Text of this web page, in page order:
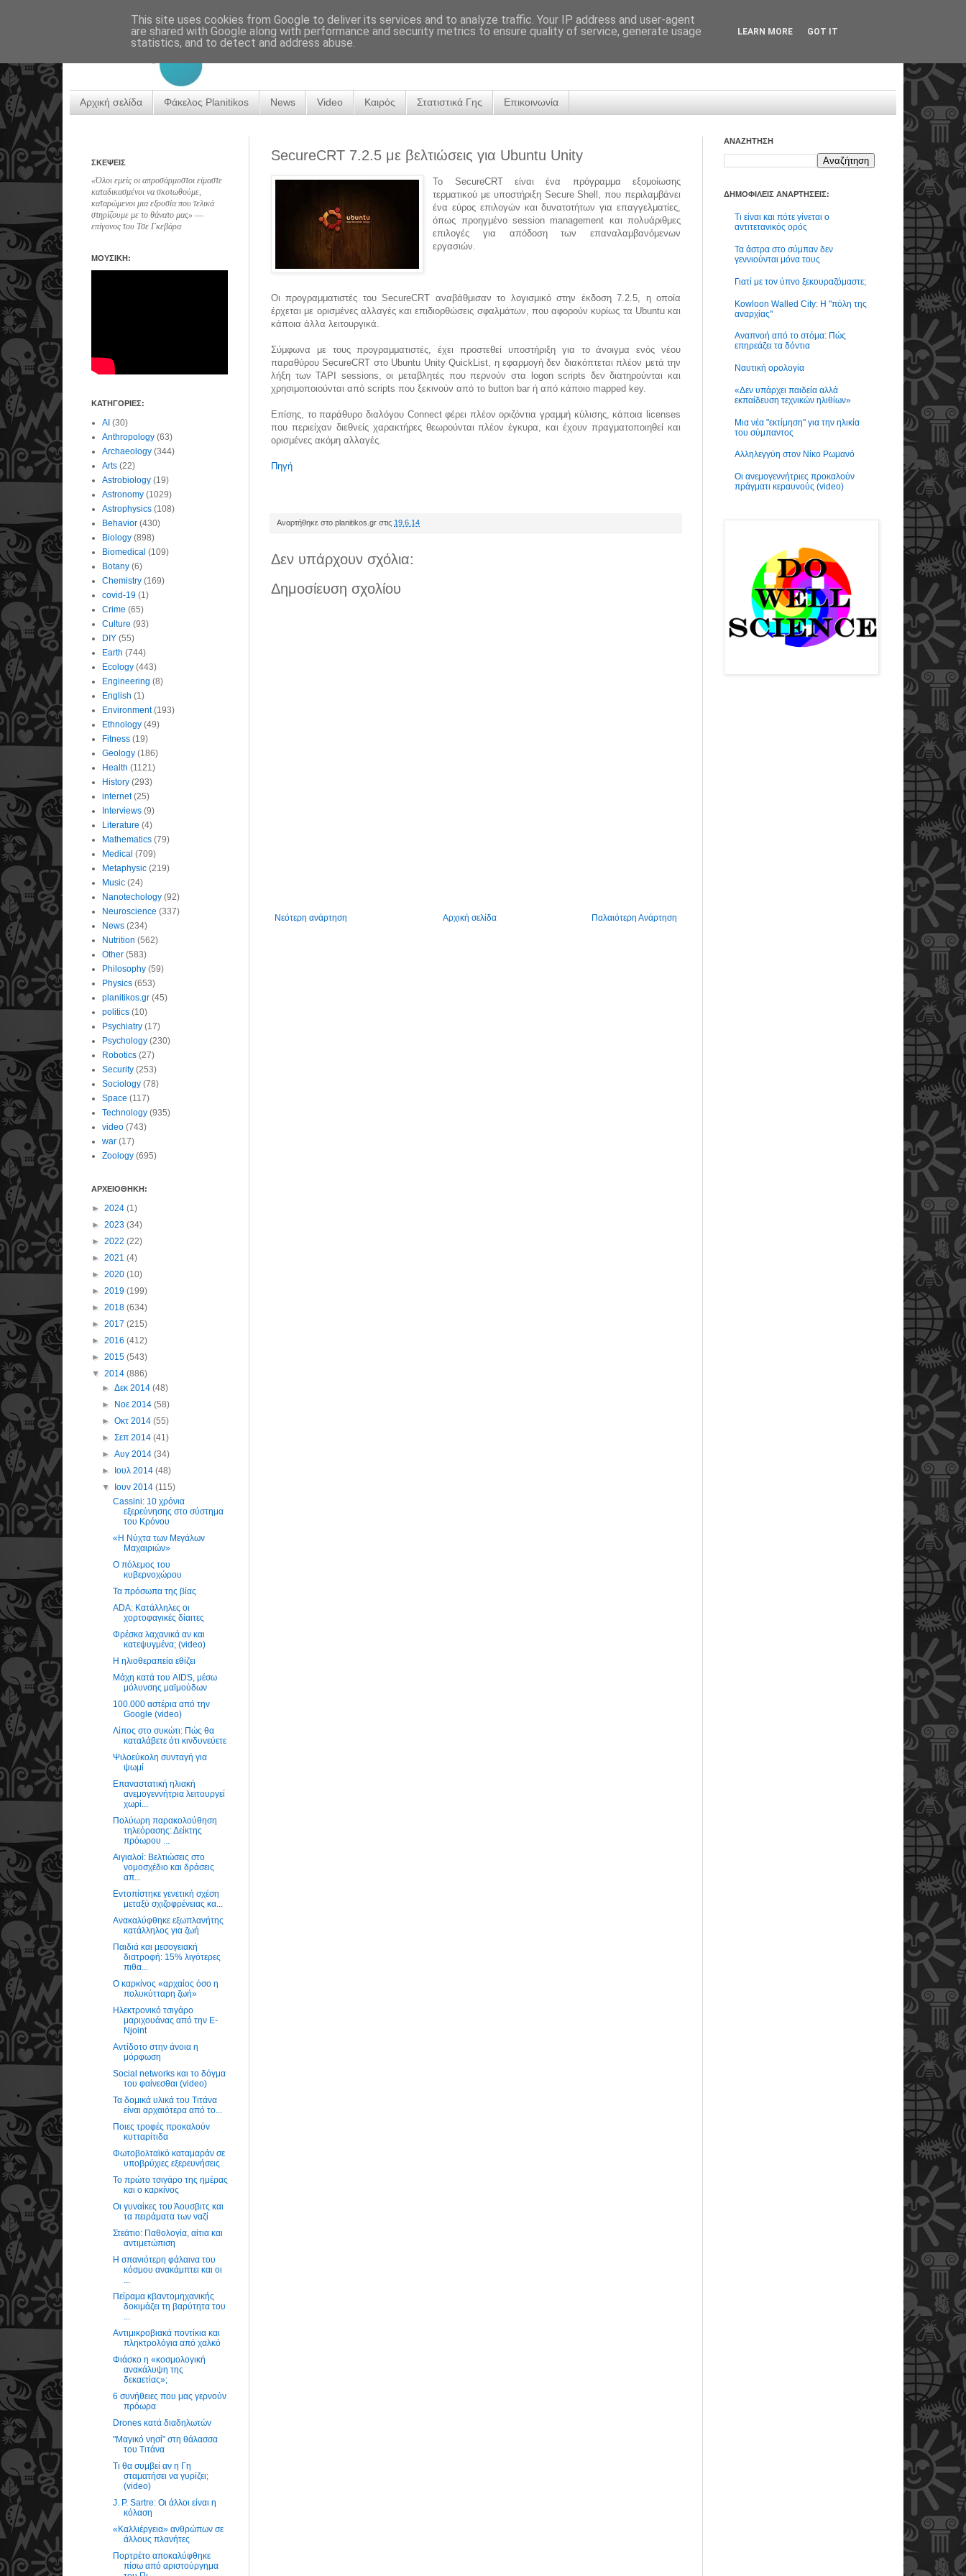
Αρχική σελίδα Φάκελος Planitikos News Video Καιρός Στατιστικά Γης Επικοινωνία
SecureCRT 7.2.5 με βελτιώσεις για Ubuntu Unity
Το SecureCRT είναι ένα πρόγραμμα εξομοίωσης
τερματικού με υποστήριξη Secure Shell, που περιλαμβάνει
ένα εύρος επιλογών και δυνατοτήτων για επαγγελματίες,
όπως προηγμένο session management και πολυάριθμες
επιλογές για απόδοση των επαναλαμβανόμενων
εργασιών.
Οι προγραμματιστές του SecureCRT αναβάθμισαν το λογισμικό στην έκδοση 7.2.5, η οποία
έρχεται με ορισμένες αλλαγές και επιδιορθώσεις σφαλμάτων, που αφορούν κυρίως τα Ubuntu και
κάποια άλλα λειτουργικά.
Σύμφωνα με τους προγραμματιστές, έχει προστεθεί υποστήριξη για το άνοιγμα ενός νέου
παραθύρου SecureCRT στο Ubuntu Unity QuickList, η εφαρμογή δεν διακόπτεται πλέον μετά την
λήξη των TAPI sessions, οι μεταβλητές που περνούν στα logon scripts δεν διατηρούνται και
χρησιμοποιούνται από scripts που ξεκινούν από το button bar ή από κάποιο mapped key.
Επίσης, το παράθυρο διαλόγου Connect φέρει πλέον οριζόντια γραμμή κύλισης, κάποια licenses
που περιείχαν διεθνείς χαρακτήρες θεωρούνται πλέον έγκυρα, και έχουν πραγματοποιηθεί και
ορισμένες ακόμη αλλαγές.
Πηγή
Αναρτήθηκε στο planitikos.gr στις 19.6.14
Δεν υπάρχουν σχόλια:
Δημοσίευση σχολίου
Νεότερη ανάρτηση Παλαιότερη Ανάρτηση
Αρχική σελίδα
ΣΚΕΨΕΙΣ
«Όλοι εμείς οι απροσάρμοστοι είμαστε
καταδικασμένοι να σκοτωθούμε,
καταρώμενοι μια εξουσία που τελικά
στηρίζουμε με το θάνατο μας» ―
επίγονος του Τσε Γκεβάρα
ΜΟΥΣΙΚΗ:
ΚΑΤΗΓΟΡΙΕΣ:
AI (30)
Anthropology (63)
Archaeology (344)
Arts (22)
Astrobiology (19)
Astronomy (1029)
Astrophysics (108)
Behavior (430)
Biology (898)
Biomedical (109)
Botany (6)
Chemistry (169)
covid-19 (1)
Crime (65)
Culture (93)
DIY (55)
Earth (744)
Ecology (443)
Engineering (8)
English (1)
Environment (193)
Ethnology (49)
Fitness (19)
Geology (186)
Health (1121)
History (293)
internet (25)
Interviews (9)
Literature (4)
Mathematics (79)
Medical (709)
Metaphysic (219)
Music (24)
Nanotechology (92)
Neuroscience (337)
News (234)
Nutrition (562)
Other (583)
Philosophy (59)
Physics (653)
planitikos.gr (45)
politics (10)
Psychiatry (17)
Psychology (230)
Robotics (27)
Security (253)
Sociology (78)
Space (117)
Technology (935)
video (743)
war (17)
Zoology (695)
ΑΡΧΕΙΟΘΗΚΗ:
► 2024 (1)
► 2023 (34)
► 2022 (22)
► 2021 (4)
► 2020 (10)
► 2019 (199)
► 2018 (634)
► 2017 (215)
► 2016 (412)
► 2015 (543)
▼ 2014 (886)
►Δεκ 2014(48)
► Νοε 2014(58)
►Οκτ 2014(55)
►Σεπ 2014(41)
►Αυγ 2014(34)
► Ιουλ 2014(48)
▼ Ιουν 2014(115)
Cassini: 10 χρόνια
εξερεύνησης στο σύστημα
του Κρόνου
«H Νύχτα των Μεγάλων
Μαχαιριών»
Ο πόλεμος του
κυβερνοχώρου
Τα πρόσωπα της βίας
ADA: Κατάλληλες οι
χορτοφαγικές δίαιτες
Φρέσκα λαχανικά αν και
κατεψυγμένα; (video)
Η ηλιοθεραπεία εθίζει
Μάχη κατά του AIDS, μέσω
μόλυνσης μαϊμούδων
100.000 αστέρια από την
Google (video)
Λίπος στο συκώτι: Πώς θα
καταλάβετε ότι κινδυνεύετε
Ψιλοεύκολη συνταγή για
ψωμί
Επαναστατική ηλιακή
ανεμογεννήτρια λειτουργεί
χωρί...
Πολύωρη παρακολούθηση
τηλεόρασης: Δείκτης
πρόωρου ...
Αιγιαλοί: Βελτιώσεις στο
νομοσχέδιο και δράσεις
απ...
Εντοπίστηκε γενετική σχέση
μεταξύ σχιζοφρένειας κα...
Ανακαλύφθηκε εξωπλανήτης
κατάλληλος για ζωή
Παιδιά και μεσογειακή
διατροφή: 15% λιγότερες
πιθα...
Ο καρκίνος «αρχαίος όσο η
πολυκύτταρη ζωή»
Ηλεκτρονικό τσιγάρο
μαριχουάνας από την E-
Njoint
Αντίδοτο στην άνοια η
μόρφωση
Social networks και το δόγμα
του φαίνεσθαι (video)
Τα δομικά υλικά του Τιτάνα
είναι αρχαιότερα από το...
Ποιες τροφές προκαλούν
κυτταρίτιδα
Φωτοβολταϊκό καταμαράν σε
υποβρύχιες εξερευνήσεις
Το πρώτο τσιγάρο της ημέρας
και ο καρκίνος
Οι γυναίκες του Άουσβιτς και
τα πειράματα των ναζί
Στεάτιο: Παθολογία, αίτια και
αντιμετώπιση
H σπανιότερη φάλαινα του
κόσμου ανακάμπτει και οι
Πείραμα κβαντομηχανικής
δοκιμάζει τη βαρύτητα του
Αντιμικροβιακά ποντίκια και
πληκτρολόγια από χαλκό
Φιάσκο η «κοσμολογική
ανακάλυψη της
δεκαετίας»;
6 συνήθειες που μας γερνούν
πρόωρα
Drones κατά διαδηλωτών
"Μαγικό νησί" στη θάλασσα
του Τιτάνα
Τι θα συμβεί αν η Γη
σταματήσει να γυρίζει;
(video)
J. P. Sartre: Οι άλλοι είναι η
κόλαση
«Καλλιέργεια» ανθρώπων σε
άλλους πλανήτες
Πορτρέτο αποκαλύφθηκε
πίσω από αριστούργημα
ΑΝΑΖΗΤΗΣΗ
ΔΗΜΟΦΙΛΕΙΣ ΑΝΑΡΤΗΣΕΙΣ:
Τι είναι και πότε γίνεται ο
αντιτετανικός ορός
Τα άστρα στο σύμπαν δεν
γεννιούνται μόνα τους
Γιατί με τον ύπνο ξεκουραζόμαστε;
Kowloon Walled City: Η "πόλη της
αναρχίας"
Αναπνοή από το στόμα: Πώς
επηρεάζει τα δόντια
Ναυτική ορολογία
«Δεν υπάρχει παιδεία αλλά
εκπαίδευση τεχνικών ηλιθίων»
Μια νέα "εκτίμηση" για την ηλικία
του σύμπαντος
Αλληλεγγύη στον Νίκο Ρωμανό
Οι ανεμογεννήτριες προκαλούν
πράγματι κεραυνούς (video)
This site uses cookies from Google to deliver its services and to analyze traffic. Your IP address and user-agent
are shared with Google along with performance and security metrics to ensure quality of service, generate usage
statistics, and to detect and address abuse.
LEARN MORE GOT IT